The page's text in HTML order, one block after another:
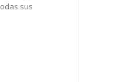
sus